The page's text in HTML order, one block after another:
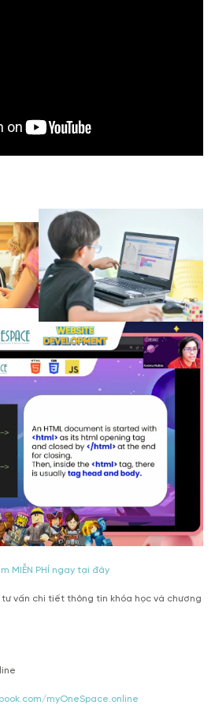
MIỄN PHÍ ngay tại đây
vấn chi tiết thông tin khóa học và chương
myOneSpace.online